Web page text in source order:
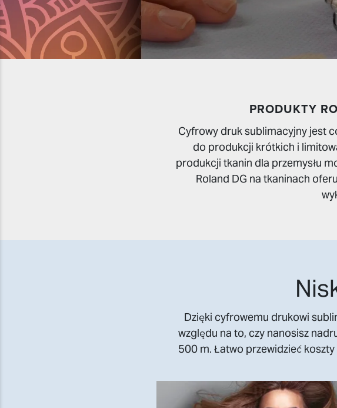
PRODUKTY
Cyfrowy druk sublimacyjny jest
do produkcji krótkich i
produkcji tkanin dla przemysłu
Roland DG na tkaninach
Dzięki cyfrowemu drukowi
względu na to, czy nanosisz
500 m. Łatwo przewidzieć